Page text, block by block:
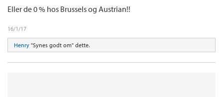
Eller de 0 % hos Brussels og Austrian!!
16/1/17
Henry "Synes godt om" dette.